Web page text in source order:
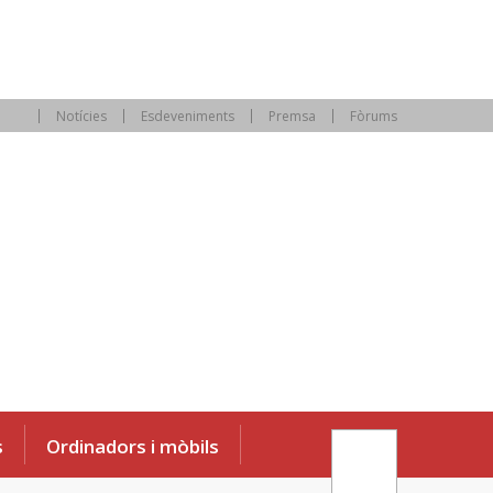
Notícies Esdeveniments Premsa Fòrums
Ordinadors i mòbils